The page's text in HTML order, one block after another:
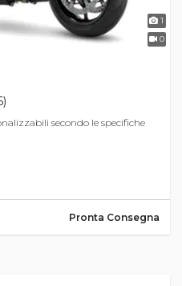
1
0
secondo le specifiche
Pronta Consegna